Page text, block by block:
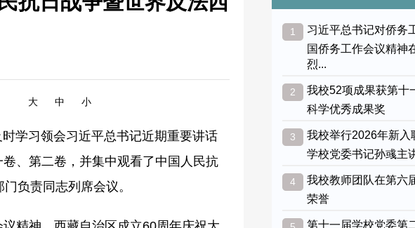
大 中 小
时学习领会习近平总书记近期重要讲话
、第二卷，并集中观看了中国人民抗
负责同志列席会议。
1 习近平总书记对侨务
国侨务工作会议精神
烈...
2 我校52项成果获第十
科学优秀成果奖
3 我校举行2026年新入
学校党委书记孙彧主
4 我校教师团队在第六
荣誉
第十一届学校党委第